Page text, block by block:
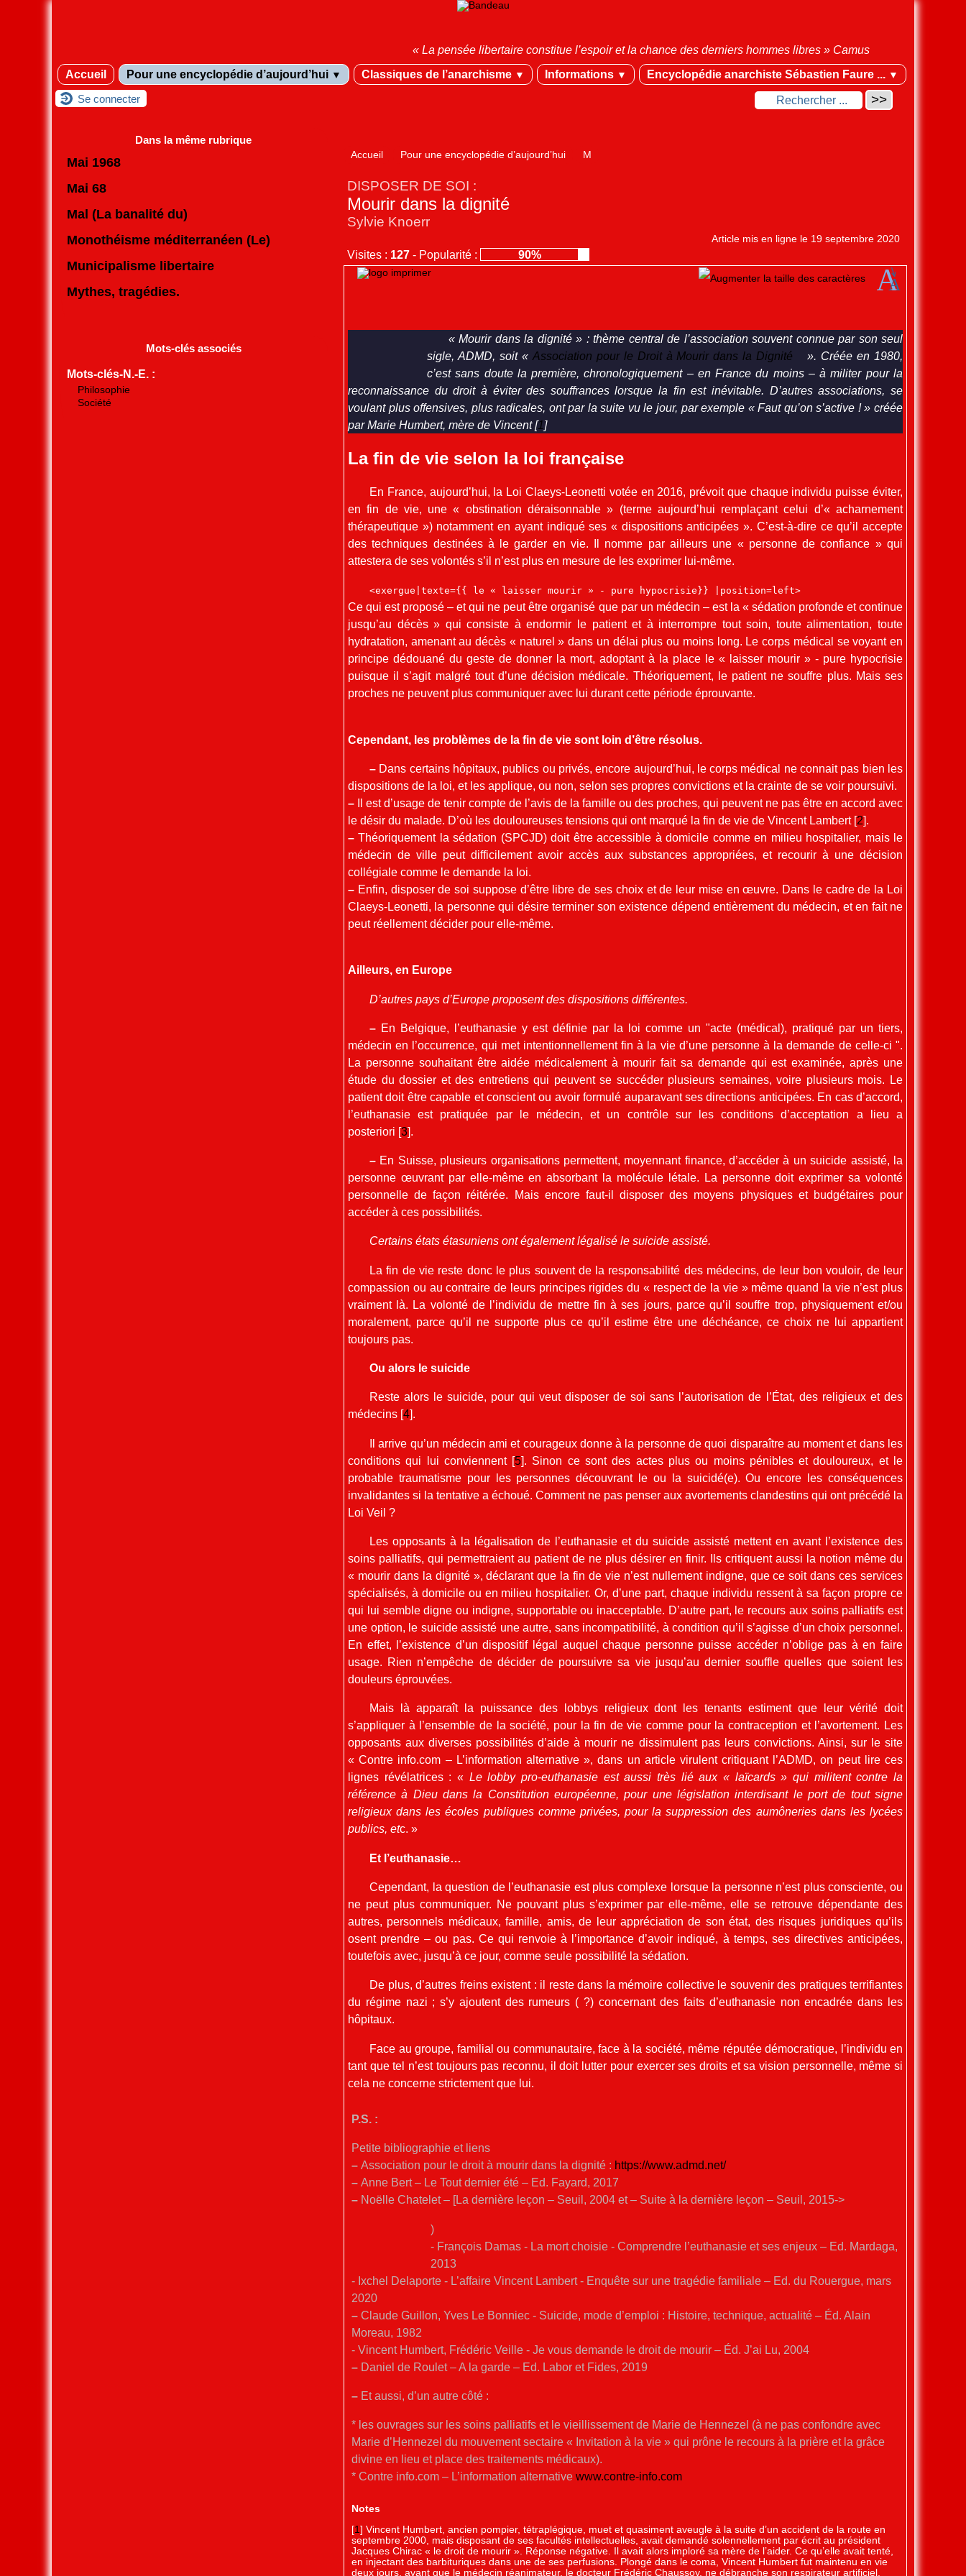
« La pensée libertaire constitue l’espoir et la chance des derniers hommes libres » Camus
Accueil Pour une encyclopédie d’aujourd’hui ▼ Classiques de l’anarchisme ▼ Informations ▼ Encyclopédie anarchiste Sébastien Faure ... ▼
Se connecter
Accueil Pour une encyclopédie d’aujourd’hui M
DISPOSER DE SOI :
Mourir dans la dignité
Sylvie Knoerr
Article mis en ligne le 19 septembre 2020
Visites : 127 - Popularité : 90%
« Mourir dans la dignité » : thème central de l’association souvent connue par son seul
sigle, ADMD, soit « Association pour le Droit à Mourir dans la Dignité
». Créée en 1980,
c’est sans doute la première, chronologiquement – en France du moins – à militer pour la
reconnaissance du droit à éviter des souffrances lorsque la fin est inévitable. D’autres associations, se
voulant plus offensives, plus radicales, ont par la suite vu le jour, par exemple « Faut qu’on s’active ! » créée
par Marie Humbert, mère de Vincent[1]
La fin de vie selon la loi française
En France, aujourd’hui, la Loi Claeys-Leonetti votée en 2016, prévoit que chaque individu puisse éviter,
en fin de vie, une « obstination déraisonnable » (terme aujourd’hui remplaçant celui d’« acharnement
thérapeutique ») notamment en ayant indiqué ses « dispositions anticipées ». C’est-à-dire ce qu’il accepte
des techniques destinées à le garder en vie. Il nomme par ailleurs une « personne de confiance » qui
attestera de ses volontés s’il n’est plus en mesure de les exprimer lui-même.
<exergue|texte={{ le « laisser mourir » - pure hypocrisie}} |position=left>
Ce qui est proposé – et qui ne peut être organisé que par un médecin – est la « sédation profonde et continue
jusqu’au décès » qui consiste à endormir le patient et à interrompre tout soin, toute alimentation, toute
hydratation, amenant au décès « naturel » dans un délai plus ou moins long. Le corps médical se voyant en
principe dédouané du geste de donner la mort, adoptant à la place le « laisser mourir » - pure hypocrisie
puisque il s’agit malgré tout d’une décision médicale. Théoriquement, le patient ne souffre plus. Mais ses
proches ne peuvent plus communiquer avec lui durant cette période éprouvante.
Cependant, les problèmes de la fin de vie sont loin d’être résolus.
– Dans certains hôpitaux, publics ou privés, encore aujourd’hui, le corps médical ne connait pas bien les
dispositions de la loi, et les applique, ou non, selon ses propres convictions et la crainte de se voir poursuivi.
– Il est d’usage de tenir compte de l’avis de la famille ou des proches, qui peuvent ne pas être en accord avec
le désir du malade. D’où les douloureuses tensions qui ont marqué la fin de vie de Vincent Lambert[2].
– Théoriquement la sédation (SPCJD) doit être accessible à domicile comme en milieu hospitalier, mais le
médecin de ville peut difficilement avoir accès aux substances appropriées, et recourir à une décision
collégiale comme le demande la loi.
– Enfin, disposer de soi suppose d’être libre de ses choix et de leur mise en œuvre. Dans le cadre de la Loi
Claeys-Leonetti, la personne qui désire terminer son existence dépend entièrement du médecin, et en fait ne
peut réellement décider pour elle-même.
Ailleurs, en Europe
D’autres pays d’Europe proposent des dispositions différentes.
– En Belgique, l’euthanasie y est définie par la loi comme un "acte (médical), pratiqué par un tiers,
médecin en l’occurrence, qui met intentionnellement fin à la vie d’une personne à la demande de celle-ci ".
La personne souhaitant être aidée médicalement à mourir fait sa demande qui est examinée, après une
étude du dossier et des entretiens qui peuvent se succéder plusieurs semaines, voire plusieurs mois. Le
patient doit être capable et conscient ou avoir formulé auparavant ses directions anticipées. En cas d’accord,
l’euthanasie est pratiquée par le médecin, et un contrôle sur les conditions d’acceptation a lieu a
posteriori [3].
– En Suisse, plusieurs organisations permettent, moyennant finance, d’accéder à un suicide assisté, la
personne œuvrant par elle-même en absorbant la molécule létale. La personne doit exprimer sa volonté
personnelle de façon réitérée. Mais encore faut-il disposer des moyens physiques et budgétaires pour
accéder à ces possibilités.
Certains états étasuniens ont également légalisé le suicide assisté.
La fin de vie reste donc le plus souvent de la responsabilité des médecins, de leur bon vouloir, de leur
compassion ou au contraire de leurs principes rigides du « respect de la vie » même quand la vie n’est plus
vraiment là. La volonté de l’individu de mettre fin à ses jours, parce qu’il souffre trop, physiquement et/ou
moralement, parce qu’il ne supporte plus ce qu’il estime être une déchéance, ce choix ne lui appartient
toujours pas.
Ou alors le suicide
Reste alors le suicide, pour qui veut disposer de soi sans l’autorisation de l’État, des religieux et des
médecins [4].
Il arrive qu’un médecin ami et courageux donne à la personne de quoi disparaître au moment et dans les
conditions qui lui conviennent[5]. Sinon ce sont des actes plus ou moins pénibles et douloureux, et le
probable traumatisme pour les personnes découvrant le ou la suicidé(e). Ou encore les conséquences
invalidantes si la tentative a échoué. Comment ne pas penser aux avortements clandestins qui ont précédé la
Loi Veil ?
Les opposants à la légalisation de l’euthanasie et du suicide assisté mettent en avant l’existence des
soins palliatifs, qui permettraient au patient de ne plus désirer en finir. Ils critiquent aussi la notion même du
« mourir dans la dignité », déclarant que la fin de vie n’est nullement indigne, que ce soit dans ces services
spécialisés, à domicile ou en milieu hospitalier. Or, d’une part, chaque individu ressent à sa façon propre ce
qui lui semble digne ou indigne, supportable ou inacceptable. D’autre part, le recours aux soins palliatifs est
une option, le suicide assisté une autre, sans incompatibilité, à condition qu’il s’agisse d’un choix personnel.
En effet, l’existence d’un dispositif légal auquel chaque personne puisse accéder n’oblige pas à en faire
usage. Rien n’empêche de décider de poursuivre sa vie jusqu’au dernier souffle quelles que soient les
douleurs éprouvées.
Mais là apparaît la puissance des lobbys religieux dont les tenants estiment que leur vérité doit
s’appliquer à l’ensemble de la société, pour la fin de vie comme pour la contraception et l’avortement. Les
opposants aux diverses possibilités d’aide à mourir ne dissimulent pas leurs convictions. Ainsi, sur le site
« Contre info.com – L’information alternative », dans un article virulent critiquant l’ADMD, on peut lire ces
lignes révélatrices : « Le lobby pro-euthanasie est aussi très lié aux « laïcards » qui militent contre la
référence à Dieu dans la Constitution européenne, pour une législation interdisant le port de tout signe
religieux dans les écoles publiques comme privées, pour la suppression des aumôneries dans les lycées
publics, etc. »
Et l’euthanasie…
Cependant, la question de l’euthanasie est plus complexe lorsque la personne n’est plus consciente, ou
ne peut plus communiquer. Ne pouvant plus s’exprimer par elle-même, elle se retrouve dépendante des
autres, personnels médicaux, famille, amis, de leur appréciation de son état, des risques juridiques qu’ils
osent prendre – ou pas. Ce qui renvoie à l’importance d’avoir indiqué, à temps, ses directives anticipées,
toutefois avec, jusqu’à ce jour, comme seule possibilité la sédation.
De plus, d’autres freins existent : il reste dans la mémoire collective le souvenir des pratiques terrifiantes
du régime nazi ; s’y ajoutent des rumeurs ( ?) concernant des faits d’euthanasie non encadrée dans les
hôpitaux.
Face au groupe, familial ou communautaire, face à la société, même réputée démocratique, l’individu en
tant que tel n’est toujours pas reconnu, il doit lutter pour exercer ses droits et sa vision personnelle, même si
cela ne concerne strictement que lui.
P.S. :
Petite bibliographie et liens
– Association pour le droit à mourir dans la dignité : https://www.admd.net/
– Anne Bert – Le Tout dernier été – Ed. Fayard, 2017
– Noëlle Chatelet – [La dernière leçon – Seuil, 2004 et – Suite à la dernière leçon – Seuil, 2015->
)
- François Damas - La mort choisie - Comprendre l’euthanasie et ses enjeux – Ed. Mardaga,
2013
- Ixchel Delaporte - L’affaire Vincent Lambert - Enquête sur une tragédie familiale – Ed. du Rouergue, mars
2020
– Claude Guillon, Yves Le Bonniec - Suicide, mode d’emploi : Histoire, technique, actualité – Éd. Alain
Moreau, 1982
- Vincent Humbert, Frédéric Veille - Je vous demande le droit de mourir – Éd. J’ai Lu, 2004
– Daniel de Roulet – A la garde – Ed. Labor et Fides, 2019
– Et aussi, d’un autre côté :
* les ouvrages sur les soins palliatifs et le vieillissement de Marie de Hennezel (à ne pas confondre avec
Marie d’Hennezel du mouvement sectaire « Invitation à la vie » qui prône le recours à la prière et la grâce
divine en lieu et place des traitements médicaux).
* Contre info.com – L’information alternative www.contre-info.com
Notes
[1] Vincent Humbert, ancien pompier, tétraplégique, muet et quasiment aveugle à la suite d’un accident de la route en
septembre 2000, mais disposant de ses facultés intellectuelles, avait demandé solennellement par écrit au président
Jacques Chirac « le droit de mourir ». Réponse négative. Il avait alors imploré sa mère de l’aider. Ce qu’elle avait tenté,
en injectant des barbituriques dans une de ses perfusions. Plongé dans le coma, Vincent Humbert fut maintenu en vie
deux jours, avant que le médecin réanimateur, le docteur Frédéric Chaussoy, ne débranche son respirateur artificiel.
Dans la même rubrique
Mai 1968
Mai 68
Mal (La banalité du)
Monothéisme méditerranéen (Le)
Municipalisme libertaire
Mythes, tragédies.
Mots-clés associés
Mots-clés-N.-E. :
Philosophie
Société